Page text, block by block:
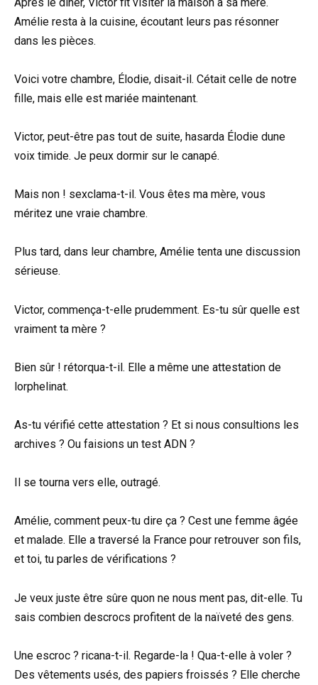
Amélie resta à la cuisine, écoutant leurs pas résonner
dans les pièces.
Voici votre chambre, Élodie, disait-il. Cétait celle de notre
fille, mais elle est mariée maintenant.
Victor, peut-être pas tout de suite, hasarda Élodie dune
voix timide. Je peux dormir sur le canapé.
Mais non ! sexclama-t-il. Vous êtes ma mère, vous
méritez une vraie chambre.
Plus tard, dans leur chambre, Amélie tenta une discussion
sérieuse.
Victor, commença-t-elle prudemment. Es-tu sûr quelle est
vraiment ta mère ?
Bien sûr ! rétorqua-t-il. Elle a même une attestation de
lorphelinat.
As-tu vérifié cette attestation ? Et si nous consultions les
archives ? Ou faisions un test ADN ?
Il se tourna vers elle, outragé.
Amélie, comment peux-tu dire ça ? Cest une femme âgée
et malade. Elle a traversé la France pour retrouver son fils,
et toi, tu parles de vérifications ?
Je veux juste être sûre quon ne nous ment pas, dit-elle. Tu
sais combien descrocs profitent de la naïveté des gens.
Une escroc ? ricana-t-il. Regarde-la ! Qua-t-elle à voler ?
Des vêtements usés, des papiers froissés ? Elle cherche